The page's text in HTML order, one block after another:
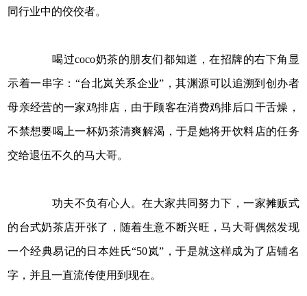
同行业中的佼佼者。
喝过coco奶茶的朋友们都知道，在招牌的右下角显
示着一串字：“台北岚关系企业”，其渊源可以追溯到创办者
母亲经营的一家鸡排店，由于顾客在消费鸡排后口干舌燥，
不禁想要喝上一杯奶茶清爽解渴，于是她将开饮料店的任务
交给退伍不久的马大哥。
功夫不负有心人。在大家共同努力下，一家摊贩式
的台式奶茶店开张了，随着生意不断兴旺，马大哥偶然发现
一个经典易记的日本姓氏“50岚”，于是就这样成为了店铺名
字，并且一直流传使用到现在。